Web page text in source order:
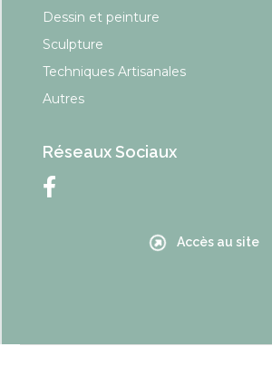
Dessin et peinture
Sculpture
Techniques Artisanales
Autres
Réseaux Sociaux
Accès au site